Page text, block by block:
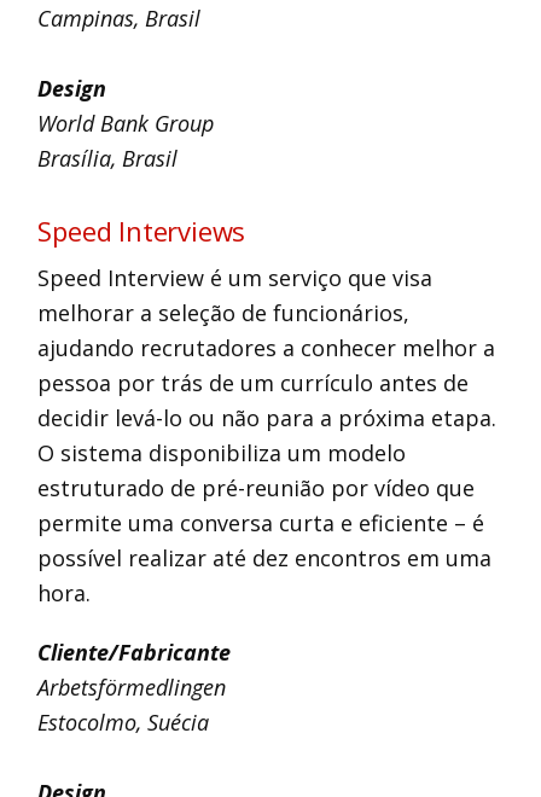
Campinas, Brasil
Design
World Bank Group
Brasília, Brasil
Speed Interviews
Speed Interview é um serviço que visa
melhorar a seleção de funcionários,
ajudando recrutadores a conhecer melhor a
pessoa por trás de um currículo antes de
decidir levá-lo ou não para a próxima etapa.
O sistema disponibiliza um modelo
estruturado de pré-reunião por vídeo que
permite uma conversa curta e eficiente – é
possível realizar até dez encontros em uma
hora.
Cliente/Fabricante
Arbetsförmedlingen
Estocolmo, Suécia